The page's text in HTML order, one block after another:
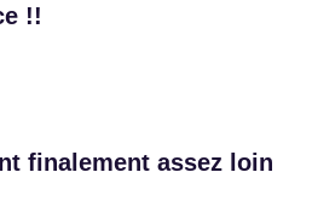
!!
finalement assez loin